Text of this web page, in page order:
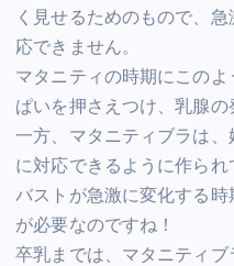
く見せるためのもので、
応できません。
マタニティの時期にこの
ぱいを押さえつけ、乳腺の
一方、マタニティブラは
に対応できるように作られ
バストが急激に変化する
が必要なのですね！
卒乳までは、マタニティ